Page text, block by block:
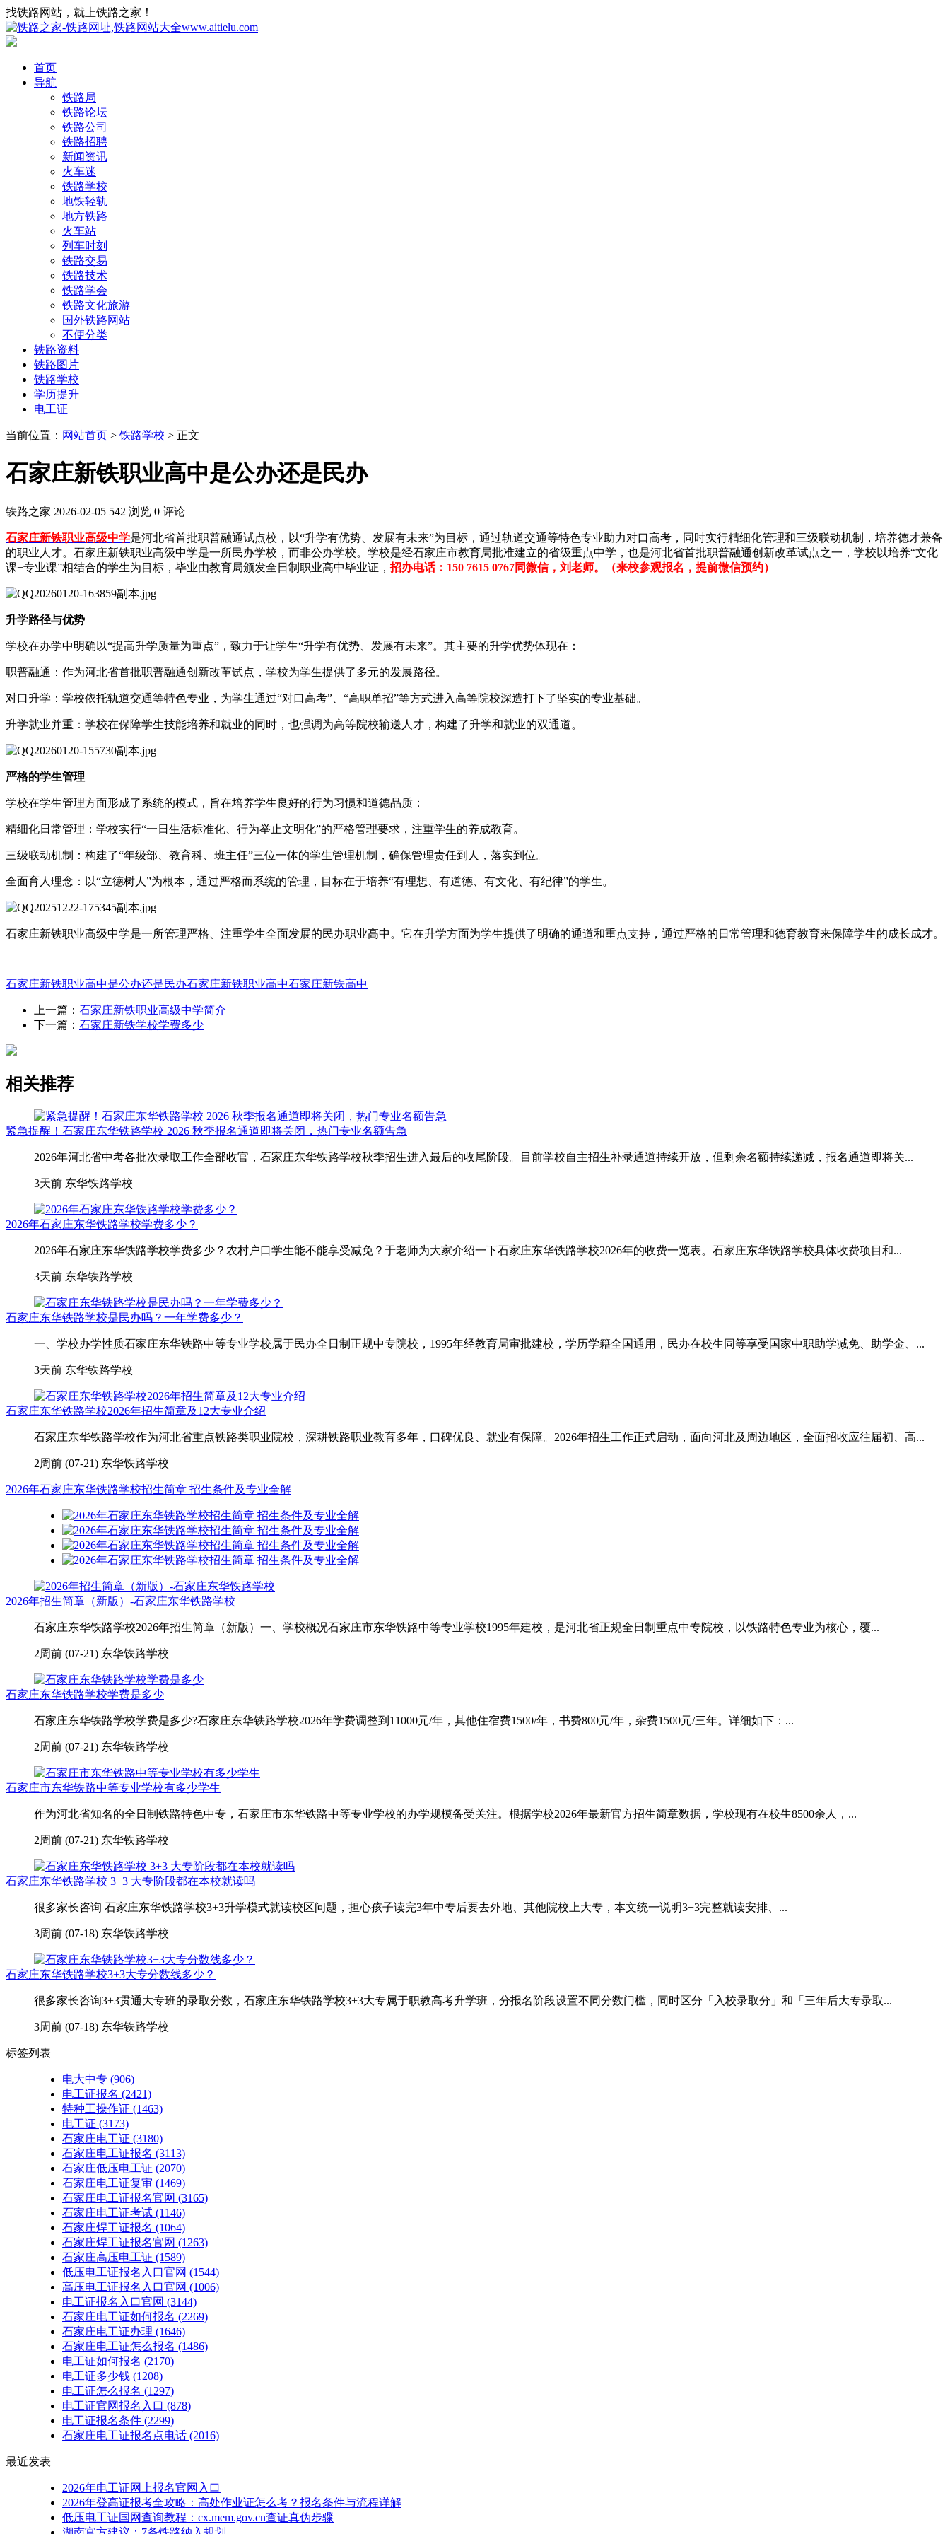
找铁路网站，就上铁路之家！
首页
导航
铁路局
铁路论坛
铁路公司
铁路招聘
新闻资讯
火车迷
铁路学校
地铁轻轨
地方铁路
火车站
列车时刻
铁路交易
铁路技术
铁路学会
铁路文化旅游
国外铁路网站
不便分类
铁路资料
铁路图片
铁路学校
学历提升
电工证
当前位置： 网站首页 > 铁路学校 > 正文
石家庄新铁职业高中是公办还是民办
铁路之家 2026-02-05 542 浏览 0 评论
石家庄新铁职业高级中学是河北省首批职普融通试点校，以“升学有优势、发展有未来”为目标，通过轨道交通等特色专业助力对口高考，同时实行精细化管理和三级联动机制，培养德才兼备
的职业人才。石家庄新铁职业高级中学是一所民办学校，而非公办学校。学校是经石家庄市教育局批准建立的省级重点中学，也是河北省首批职普融通创新改革试点之一，学校以培养“文化
课+专业课”相结合的学生为目标，毕业由教育局颁发全日制职业高中毕业证， 招办电话：150 7615 0767同微信，刘老师。（来校参观报名，提前微信预约）
升学路径与优势
学校在办学中明确以“提高升学质量为重点”，致力于让学生“升学有优势、发展有未来”。其主要的升学优势体现在：
职普融通：作为河北省首批职普融通创新改革试点，学校为学生提供了多元的发展路径。
对口升学：学校依托轨道交通等特色专业，为学生通过“对口高考”、“高职单招”等方式进入高等院校深造打下了坚实的专业基础。
升学就业并重：学校在保障学生技能培养和就业的同时，也强调为高等院校输送人才，构建了升学和就业的双通道。
严格的学生管理
学校在学生管理方面形成了系统的模式，旨在培养学生良好的行为习惯和道德品质：
精细化日常管理：学校实行“一日生活标准化、行为举止文明化”的严格管理要求，注重学生的养成教育。
三级联动机制：构建了“年级部、教育科、班主任”三位一体的学生管理机制，确保管理责任到人，落实到位。
全面育人理念：以“立德树人”为根本，通过严格而系统的管理，目标在于培养“有理想、有道德、有文化、有纪律”的学生。
石家庄新铁职业高级中学是一所管理严格、注重学生全面发展的民办职业高中。它在升学方面为学生提供了明确的通道和重点支持，通过严格的日常管理和德育教育来保障学生的成长成才。
石家庄新铁职业高中是公办还是民办石家庄新铁职业高中石家庄新铁高中
上一篇： 石家庄新铁职业高级中学简介
下一篇： 石家庄新铁学校学费多少
相关推荐
紧急提醒！石家庄东华铁路学校 2026 秋季报名通道即将关闭，热门专业名额告急
2026年河北省中考各批次录取工作全部收官，石家庄东华铁路学校秋季招生进入最后的收尾阶段。目前学校自主招生补录通道持续开放，但剩余名额持续递减，报名通道即将关...
3天前 东华铁路学校
2026年石家庄东华铁路学校学费多少？
2026年石家庄东华铁路学校学费多少？农村户口学生能不能享受减免？于老师为大家介绍一下石家庄东华铁路学校2026年的收费一览表。石家庄东华铁路学校具体收费项目和...
3天前 东华铁路学校
石家庄东华铁路学校是民办吗？一年学费多少？
一、学校办学性质石家庄东华铁路中等专业学校属于民办全日制正规中专院校，1995年经教育局审批建校，学历学籍全国通用，民办在校生同等享受国家中职助学减免、助学金、...
3天前 东华铁路学校
石家庄东华铁路学校2026年招生简章及12大专业介绍
石家庄东华铁路学校作为河北省重点铁路类职业院校，深耕铁路职业教育多年，口碑优良、就业有保障。2026年招生工作正式启动，面向河北及周边地区，全面招收应往届初、高...
2周前 (07-21) 东华铁路学校
2026年石家庄东华铁路学校招生简章 招生条件及专业全解
2026年招生简章（新版）-石家庄东华铁路学校
石家庄东华铁路学校2026年招生简章（新版）一、学校概况石家庄市东华铁路中等专业学校1995年建校，是河北省正规全日制重点中专院校，以铁路特色专业为核心，覆...
2周前 (07-21) 东华铁路学校
石家庄东华铁路学校学费是多少
石家庄东华铁路学校学费是多少?石家庄东华铁路学校2026年学费调整到11000元/年，其他住宿费1500/年，书费800元/年，杂费1500元/三年。详细如下：...
2周前 (07-21) 东华铁路学校
石家庄市东华铁路中等专业学校有多少学生
作为河北省知名的全日制铁路特色中专，石家庄市东华铁路中等专业学校的办学规模备受关注。根据学校2026年最新官方招生简章数据，学校现有在校生8500余人，...
2周前 (07-21) 东华铁路学校
石家庄东华铁路学校 3+3 大专阶段都在本校就读吗
很多家长咨询 石家庄东华铁路学校3+3升学模式就读校区问题，担心孩子读完3年中专后要去外地、其他院校上大专，本文统一说明3+3完整就读安排、...
3周前 (07-18) 东华铁路学校
石家庄东华铁路学校3+3大专分数线多少？
很多家长咨询3+3贯通大专班的录取分数，石家庄东华铁路学校3+3大专属于职教高考升学班，分报名阶段设置不同分数门槛，同时区分「入校录取分」和「三年后大专录取...
3周前 (07-18) 东华铁路学校
标签列表
电大中专 (906)
电工证报名 (2421)
特种工操作证 (1463)
电工证 (3173)
石家庄电工证 (3180)
石家庄电工证报名 (3113)
石家庄低压电工证 (2070)
石家庄电工证复审 (1469)
石家庄电工证报名官网 (3165)
石家庄电工证考试 (1146)
石家庄焊工证报名 (1064)
石家庄焊工证报名官网 (1263)
石家庄高压电工证 (1589)
低压电工证报名入口官网 (1544)
高压电工证报名入口官网 (1006)
电工证报名入口官网 (3144)
石家庄电工证如何报名 (2269)
石家庄电工证办理 (1646)
石家庄电工证怎么报名 (1486)
电工证如何报名 (2170)
电工证多少钱 (1208)
电工证怎么报名 (1297)
电工证官网报名入口 (878)
电工证报名条件 (2299)
石家庄电工证报名点电话 (2016)
最近发表
2026年电工证网上报名官网入口
2026年登高证报考全攻略：高处作业证怎么考？报名条件与流程详解
低压电工证国网查询教程：cx.mem.gov.cn查证真伪步骤